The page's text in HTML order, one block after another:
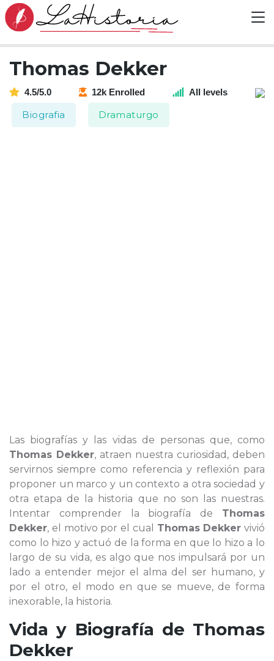
Thomas Dekker
4.5/5.0 12k Enrolled All levels
Biografia Dramaturgo
Las biografías y las vidas de personas que, como
Thomas Dekker, atraen nuestra curiosidad, deben
servirnos siempre como referencia y reflexión para
proponer un marco y un contexto a otra sociedad y
otra etapa de la historia que no son las nuestras.
Intentar comprender la biografía de Thomas
Dekker, el motivo por el cual Thomas Dekker vivió
como lo hizo y actuó de la forma en que lo hizo a lo
largo de su vida, es algo que nos impulsará por un
lado a entender mejor el alma del ser humano, y
por el otro, el modo en que se mueve, de forma
inexorable, la historia.
Vida y Biografía de Thomas
Dekker